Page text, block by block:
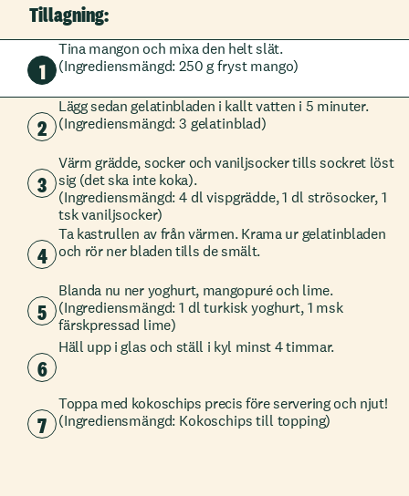
Tillagning:
1
Tina mangon och mixa den helt slät.
(Ingrediensmängd: 250 g fryst mango)
2
Lägg sedan gelatinbladen i kallt vatten i 5 minuter.
(Ingrediensmängd: 3 gelatinblad)
3
Värm grädde, socker och vaniljsocker tills sockret löst
sig (det ska inte koka).
(Ingrediensmängd: 4 dl vispgrädde, 1 dl strösocker, 1
tsk vaniljsocker)
4
Ta kastrullen av från värmen. Krama ur gelatinbladen
och rör ner bladen tills de smält.
5
Blanda nu ner yoghurt, mangopuré och lime.
(Ingrediensmängd: 1 dl turkisk yoghurt, 1 msk
färskpressad lime)
6
Häll upp i glas och ställ i kyl minst 4 timmar.
7
Toppa med kokoschips precis före servering och njut!
(Ingrediensmängd: Kokoschips till topping)